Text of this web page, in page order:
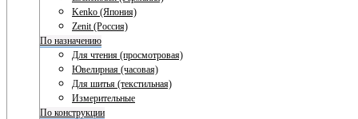
Kenko (Япония)
Zenit (Россия)
По назначению
Для чтения (просмотровая)
Ювелирная (часовая)
Для шитья (текстильная)
Измерительные
По конструкции